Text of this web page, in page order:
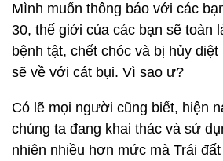
Mình muốn thông báo với các
30, thế giới của các bạn sẽ toàn
bệnh tật, chết chóc và bị hủy
sẽ về với cát bụi. Vì sao ư?
Có lẽ mọi người cũng biết, hiện
chúng ta đang khai thác và sử
nhiên nhiều hơn mức mà Trái